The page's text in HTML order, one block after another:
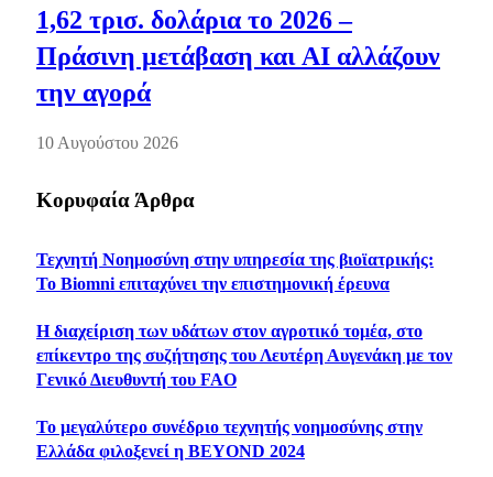
1,62 τρισ. δολάρια το 2026 –
Πράσινη μετάβαση και AI αλλάζουν
την αγορά
10 Αυγούστου 2026
Κορυφαία Άρθρα
Τεχνητή Νοημοσύνη στην υπηρεσία της βιοϊατρικής:
Το Biomni επιταχύνει την επιστημονική έρευνα
Η διαχείριση των υδάτων στον αγροτικό τομέα, στο
επίκεντρο της συζήτησης του Λευτέρη Αυγενάκη με τον
Γενικό Διευθυντή του FAO
Το μεγαλύτερο συνέδριο τεχνητής νοημοσύνης στην
Ελλάδα φιλοξενεί η BEYOND 2024